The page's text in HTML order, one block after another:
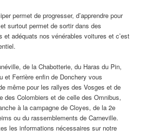
permet de progresser, d’apprendre pour
surtout permet de sortir dans des
et adéquats nos vénérables voitures et c’est
de la Chabotterie, du Haras du Pin,
et Ferrière enfin de Donchery vous
même pour les rallyes des Vosges et de
des Colombiers et de celle des Omnibus,
à la campagne de Cloyes, de la 2e
ou du rassemblements de Carneville.
les informations nécessaires sur notre